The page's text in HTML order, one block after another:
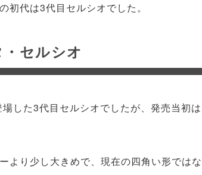
代は3代目セルシオでした。
セルシオ
した3代目セルシオでしたが、発売当初は
より少し大きめで、現在の四角い形ではな